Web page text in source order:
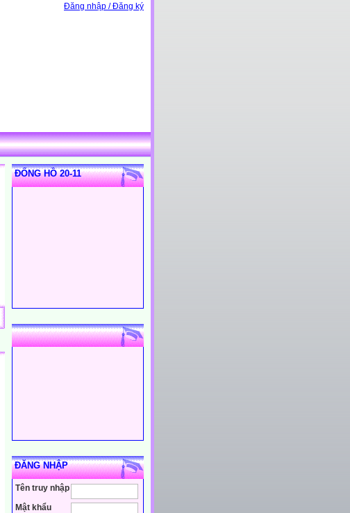
Đăng nhập / Đăng ký
ĐỐNG HỒ 20-11
ĐĂNG NHẬP
Tên truy nhập
Mật khẩu